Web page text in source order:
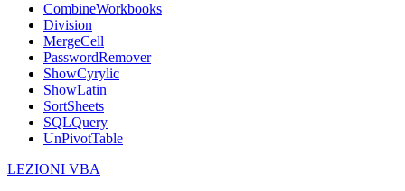
CombineWorkbooks
Division
MergeCell
PasswordRemover
ShowCyrylic
ShowLatin
SortSheets
SQLQuery
UnPivotTable
LEZIONI VBA